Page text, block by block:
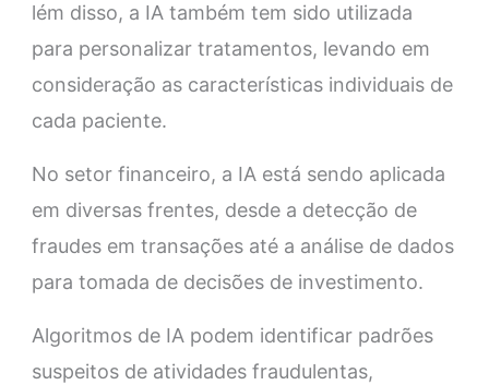
lém disso, a IA também tem sido utilizada
para personalizar tratamentos, levando em
consideração as características individuais de
cada paciente.
No setor financeiro, a IA está sendo aplicada
em diversas frentes, desde a detecção de
fraudes em transações até a análise de dados
para tomada de decisões de investimento.
Algoritmos de IA podem identificar padrões
suspeitos de atividades fraudulentas,